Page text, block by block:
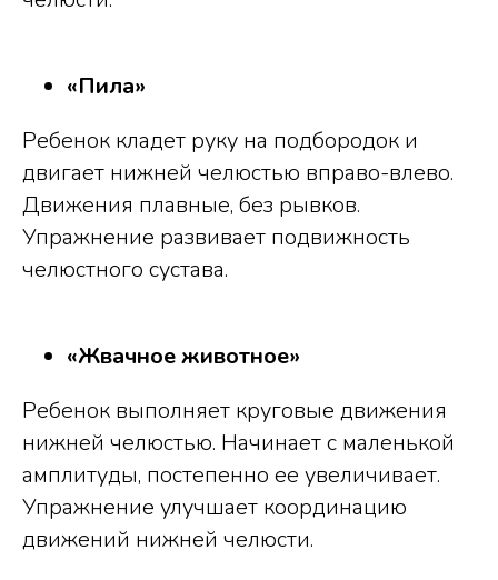
«Пила»
Ребенок кладет руку на подбородок и
двигает нижней челюстью вправо-влево.
Движения плавные, без рывков.
Упражнение развивает подвижность
челюстного сустава.
«Жвачное животное»
Ребенок выполняет круговые движения
нижней челюстью. Начинает с маленькой
амплитуды, постепенно ее увеличивает.
Упражнение улучшает координацию
движений нижней челюсти.